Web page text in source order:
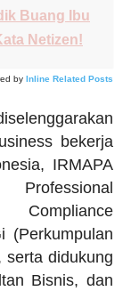
Buang Ibu
Netizen!
by Inline Related Posts
bekerja
IRMAPA
Compliance
(Perkumpulan
serta didukung
Bisnis, dan